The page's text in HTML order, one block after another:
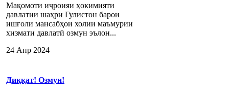
Мақомоти иҷроияи ҳокимияти
давлатии шаҳри Гулистон барои
ишғоли мансабҳои холии маъмурии
хизмати давлатӣ озмун эълон...
24 Апр 2024
Диққат! Озмун!